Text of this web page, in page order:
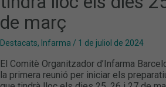
de març
Destacats, Infarma / 1 de juliol de 2024
El Comitè Organitzador d’Infarma
la primera reunió per iniciar els